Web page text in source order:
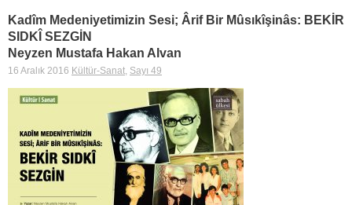
Kadîm Medeniyetimizin Sesi; Ârif Bir Mûsıkîşinâs: BEKİR
SIDKÎ SEZGİN
Neyzen Mustafa Hakan Alvan
16 Aralık 2016 Kültür-Sanat, Sayı 49